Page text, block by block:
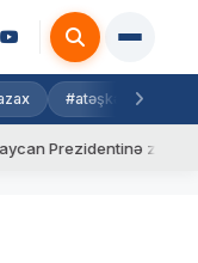
#atəşkəs
zəng edib